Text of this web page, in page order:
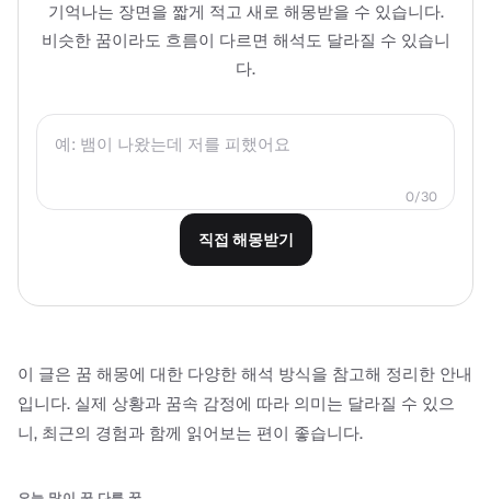
기억나는 장면을 짧게 적고 새로 해몽받을 수 있습니다.
비슷한 꿈이라도 흐름이 다르면 해석도 달라질 수 있습니
다.
0/30
직접 해몽받기
이 글은 꿈 해몽에 대한 다양한 해석 방식을 참고해 정리한 안내
입니다. 실제 상황과 꿈속 감정에 따라 의미는 달라질 수 있으
니, 최근의 경험과 함께 읽어보는 편이 좋습니다.